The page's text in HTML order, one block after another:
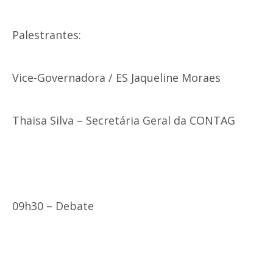
Palestrantes:
Vice-Governadora / ES Jaqueline Moraes
Thaisa Silva – Secretária Geral da CONTAG
09h30 – Debate